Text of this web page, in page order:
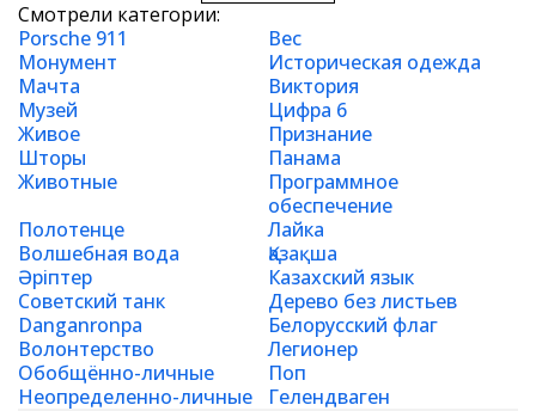
Смотрели категории:
Porsche 911
Вес
Монумент
Историческая одежда
Мачта
Виктория
Музей
Цифра 6
Живое
Признание
Шторы
Панама
Животные
Программное
обеспечение
Полотенце
Лайка
Волшебная вода
Қазақша
Әріптер
Казахский язык
Советский танк
Дерево без листьев
Danganronpa
Белорусский флаг
Волонтерство
Легионер
Обобщённо-личные
Поп
Неопределенно-личные
Гелендваген